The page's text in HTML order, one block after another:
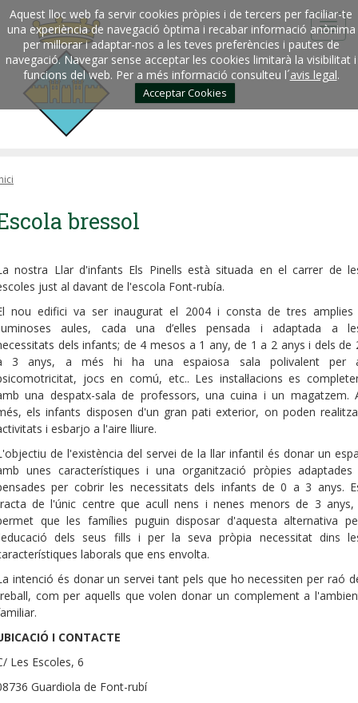
Aquest lloc web fa servir cookies pròpies i de tercers per faciliar-te
una experiència de navegació òptima i recabar informació anònima
per millorar i adaptar-nos a les teves preferències i pautes de
navegació. Navegar sense acceptar les cookies limitarà la visibilitat i
funcions del web. Per a més informació consulteu l´avis legal.
Acceptar Cookies
bressol
nostra Llar d'infants Els Pinells està situada en el carrer de
just al davant de l'escola Font-rubía.
nou edifici va ser inaugurat el 2004 i consta de tres amplies
aules, cada una d’elles pensada i adaptada a
dels infants; de 4 mesos a 1 any, de 1 a 2 anys i dels de
3 anys, a més hi ha una espaiosa sala polivalent per
jocs en comú, etc.. Les instal·lacions es
una despatx-sala de professors, una cuina i un magatzem.
els infants disposen d'un gran pati exterior, on poden
i esbarjo a l'aire lliure.
de l'existència del servei de la llar infantil és donar un
unes característiques i una organització pròpies
per cobrir les necessitats dels infants de 0 a 3 anys.
de l'únic centre que acull nens i nenes menors de 3
que les famílies puguin disposar d'aquesta alternativa
dels seus fills i per la seva pròpia necessitat dins
laborals que ens envolta.
intenció és donar un servei tant pels que ho necessiten per raó
com per aquells que volen donar un complement a
I CONTACTE
Les Escoles, 6
Guardiola de Font-rubí